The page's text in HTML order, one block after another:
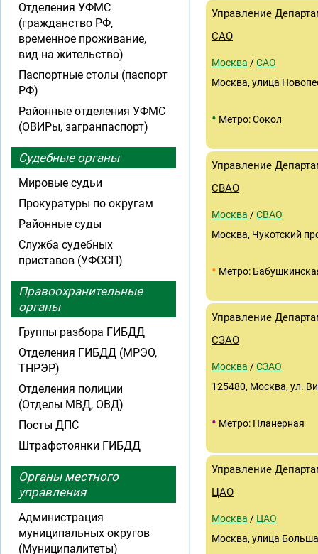
Управление
САО
Москва /САО
Москва, улица
• Метро: Сокол
Управление
СВАО
Москва /СВАО
Москва, Чукотский
• Метро:
Управление
СЗАО
Москва /СЗАО
125480, Москва, ул.
• Метро: Планерная
Управление
ЦАО
Москва / ЦАО
Москва, улица
Отделения УФМС
(гражданство РФ,
временное проживание,
вид на жительство)
Паспортные столы (паспорт
РФ)
Районные отделения УФМС
(ОВИРы, загранпаспорт)
Судебные органы
Мировые судьи
Прокуратуры по округам
Районные суды
Служба судебных
приставов (УФССП)
Правоохранительные
органы
Группы разбора ГИБДД
Отделения ГИБДД (МРЭО,
ТНРЭР)
Отделения полиции
(Отделы МВД, ОВД)
Посты ДПС
Штрафстоянки ГИБДД
Органы местного
управления
Администрация
муниципальных округов
(Муниципалитеты)